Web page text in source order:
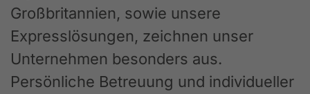
Großbritannien, sowie unsere
Expresslösungen, zeichnen unser
Unternehmen besonders aus.
Persönliche Betreuung und individueller